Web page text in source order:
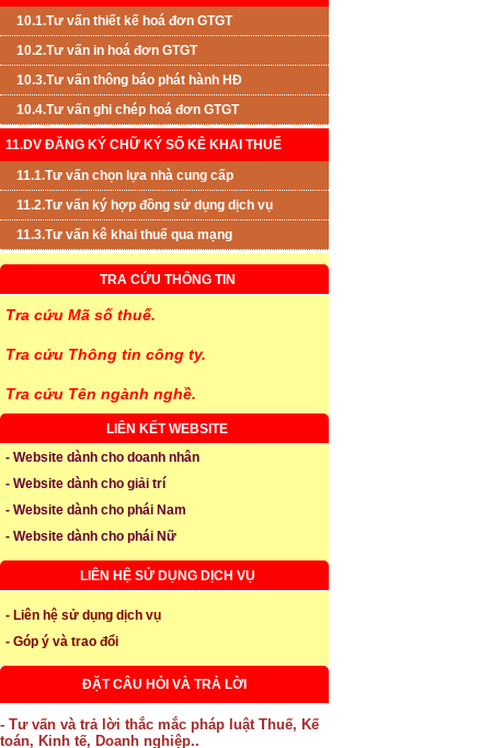
10.1.Tư vấn thiết kế hoá đơn GTGT
10.2.Tư vấn in hoá đơn GTGT
10.3.Tư vấn thông báo phát hành HĐ
10.4.Tư vấn ghi chép hoá đơn GTGT
11.DV ĐĂNG KÝ CHỮ KÝ SỐ KÊ KHAI THUẾ
11.1.Tư vấn chọn lựa nhà cung cấp
11.2.Tư vấn ký hợp đồng sử dụng dịch vụ
11.3.Tư vấn kê khai thuế qua mạng
TRA CỨU THÔNG TIN
Tra cứu Mã số thuế.
Tra cứu Thông tin công ty.
Tra cứu Tên ngành nghề.
LIÊN KẾT WEBSITE
- Website dành cho doanh nhân
- Website dành cho giải trí
- Website dành cho phái Nam
- Website dành cho phái Nữ
LIÊN HỆ SỬ DỤNG DỊCH VỤ
- Liên hệ sử dụng dịch vụ
- Góp ý và trao đổi
ĐẶT CÂU HỎI VÀ TRẢ LỜI
- Tư vấn và trả lời thắc mắc pháp luật Thuế, Kế
toán, Kinh tế, Doanh nghiệp..